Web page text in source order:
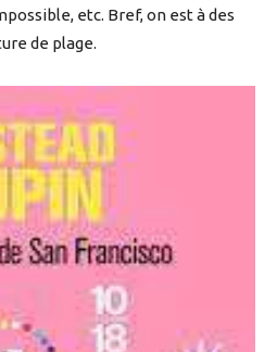
etc. Bref, on est à des
de plage.